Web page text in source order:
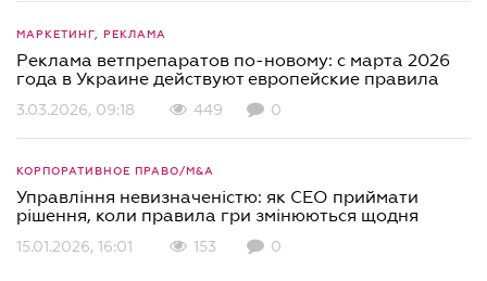
МАРКЕТИНГ, РЕКЛАМА
Реклама ветпрепаратов по-новому: с марта 2026
года в Украине действуют европейские правила
3.03.2026, 09:18 449 0
КОРПОРАТИВНОЕ ПРАВО/M&A
Управління невизначеністю: як СЕО приймати
рішення, коли правила гри змінюються щодня
15.01.2026, 16:01 153 0